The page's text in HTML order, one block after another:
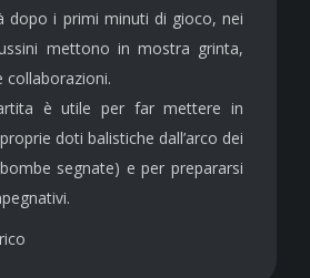
dopo i primi minuti di gioco, nei
mettono in mostra grinta,
collaborazioni.
è utile per far mettere in
doti balistiche dall’arco dei
segnate) e per prepararsi